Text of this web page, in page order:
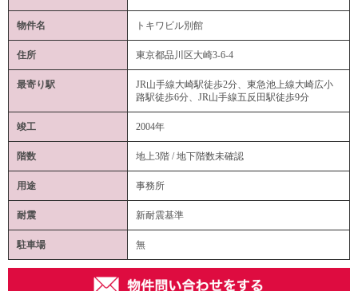
物件名 トキワビル別館
住所 東京都品川区大崎3-6-4
最寄り駅
JR山手線大崎駅徒歩2分、東急池上線大崎広小
路駅徒歩6分、JR山手線五反田駅徒歩9分
竣工 2004年
階数 地上3階 / 地下階数未確認
用途 事務所
耐震 新耐震基準
駐車場 無